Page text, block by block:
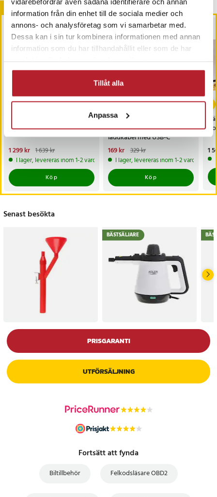
information från din enhet till de sociala medier och
annons- och analysföretag som vi samarbetar med.
Dessa kan i sin tur kombinera informationen med annan
information som du har tillhandahållit eller som de har
Tillåt alla
Anpassa
Andra köpte också
-21%
kamera och två skålar
Nuvarande pris:
1 299 krTidigare pris:1 639 kr
1 299 kr 1 639 kr
I lager, levereras inom 1-2 vardagar
Köp
-49%
BÄSTSÄLJARE
Snabbladdare -
Väggladdare och
laddkabel med USB-C
Nuvarande pris
169 krTidigare pris:329 kr
169 kr 329 kr
I lager, levereras inom 1-2 vardagar
Köp
1
Senast besökta
BÄSTSÄLJARE
PRISGARANTI
UTFÖRSÄLJNING
Fortsätt att fynda
Biltillbehör Felkodsläsare OBD2